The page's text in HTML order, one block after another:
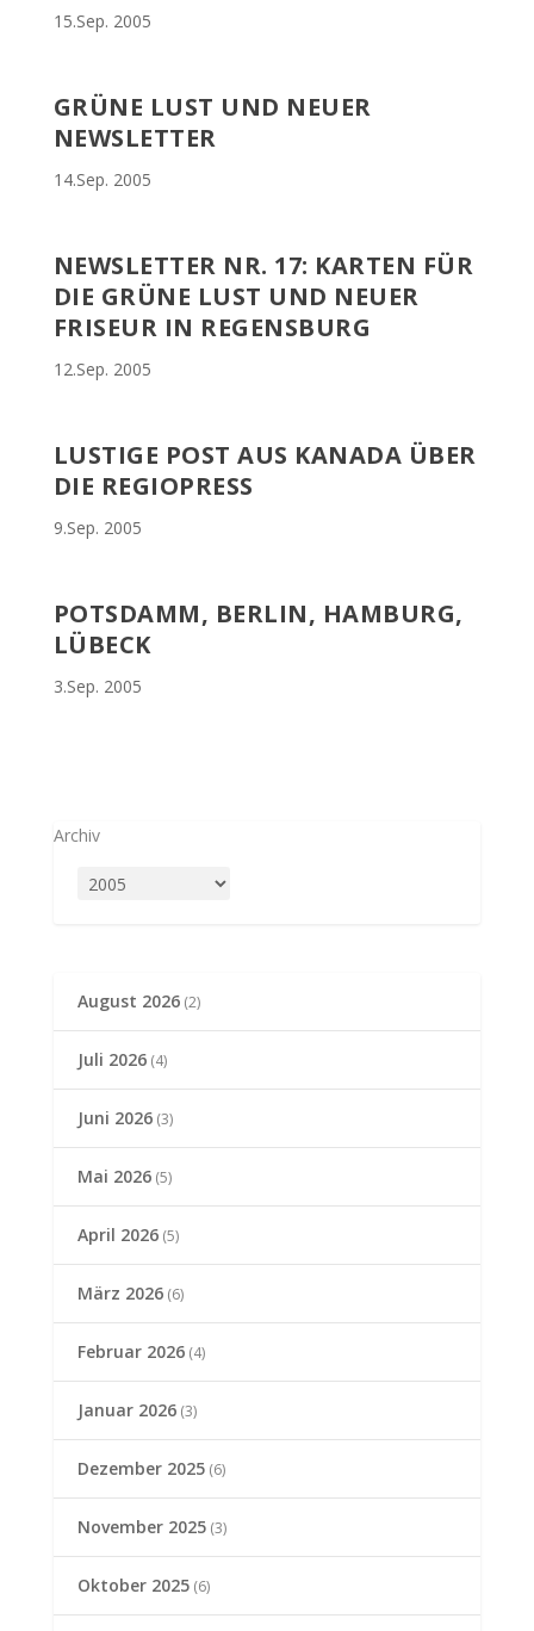
15.Sep. 2005
GRÜNE LUST UND NEUER
NEWSLETTER
14.Sep. 2005
NEWSLETTER NR. 17: KARTEN FÜR
DIE GRÜNE LUST UND NEUER
FRISEUR IN REGENSBURG
12.Sep. 2005
LUSTIGE POST AUS KANADA ÜBER
DIE REGIOPRESS
9.Sep. 2005
POTSDAMM, BERLIN, HAMBURG,
LÜBECK
3.Sep. 2005
Archiv
August 2026(2)
Juli 2026(4)
Juni 2026(3)
Mai 2026(5)
April 2026(5)
März 2026(6)
Februar 2026(4)
Januar 2026(3)
Dezember 2025(6)
November 2025(3)
Oktober 2025(6)